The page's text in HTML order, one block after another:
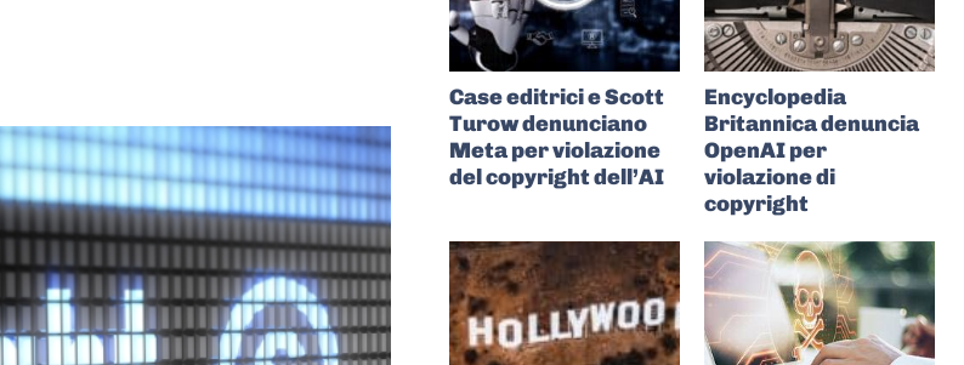
Case editrici e Scott
Turow denunciano
Meta per violazione
del copyright dell’AI
Encyclopedia
Britannica denuncia
OpenAI per
violazione di
copyright